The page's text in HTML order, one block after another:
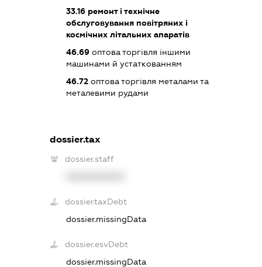
33.16ремонт і технічне
обслуговування повітряних і
космічних літальних апаратів
46.69оптова торгівля іншими
машинами й устаткованням
46.72оптова торгівля металами та
металевими рудами
dossier.tax
dossier.staff
dossier.taxDebt
dossier.missingData
dossier.esvDebt
dossier.missingData